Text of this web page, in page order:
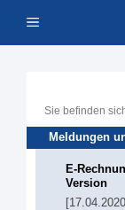
Inhalt Menü
Sie befinden
Meldungen
E-
Version